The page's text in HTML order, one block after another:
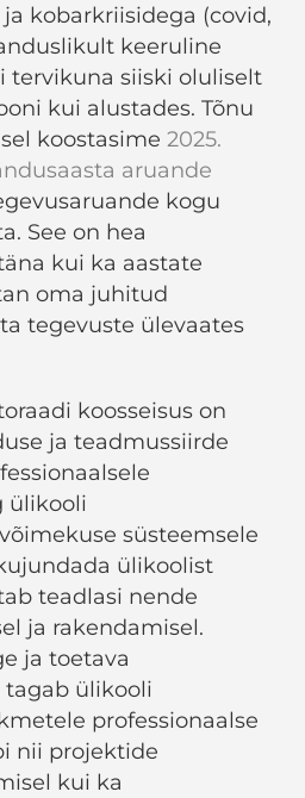
kobarkriisidega (covid,
keeruline
tervikuna siiski oluliselt
kui alustades. Tõnu
koostasime 2025.
aruande
kogu
See on hea
kui ka aastate
oma juhitud
tegevuste ülevaates
koosseisus on
ja teadmussiirde
ülikooli
süsteemsele
ülikoolist
teadlasi nende
ja rakendamisel.
ja toetava
ülikooli
professionaalse
nii projektide
kui ka